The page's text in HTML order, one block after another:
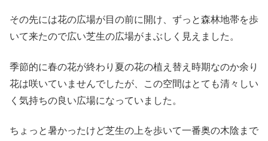
その先には花の広場が目の前に開け、ずっと森林地帯を歩
いて来たので広い芝生の広場がまぶしく見えました。
季節的に春の花が終わり夏の花の植え替え時期なのか余り
花は咲いていませんでしたが、この空間はとても清々しい
く気持ちの良い広場になっていました。
ちょっと暑かったけど芝生の上を歩いて一番奥の木陰まで